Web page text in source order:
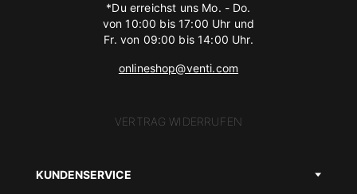
*Du erreichst uns Mo. - Do.
von 10:00 bis 17:00 Uhr und
Fr. von 09:00 bis 14:00 Uhr.
onlineshop@venti.com
VERTRAG WIDERRUFEN
KUNDENSERVICE